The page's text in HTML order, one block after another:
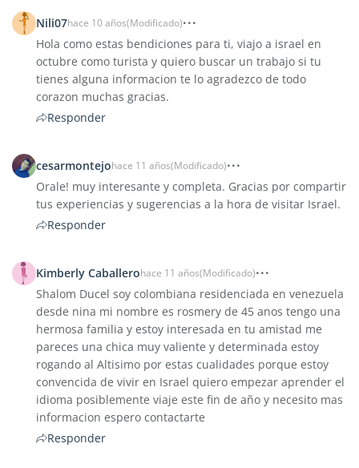
Nili07hace 10 años(Modificado)
Hola como estas bendiciones para ti, viajo a israel en
octubre como turista y quiero buscar un trabajo si tu
tienes alguna informacion te lo agradezco de todo
corazon muchas gracias.
Responder
cesarmontejohace 11 años(Modificado)
Orale! muy interesante y completa. Gracias por compartir
tus experiencias y sugerencias a la hora de visitar Israel.
Responder
Kimberly Caballerohace 11 años(Modificado)
Shalom Ducel soy colombiana residenciada en venezuela
desde nina mi nombre es rosmery de 45 anos tengo una
hermosa familia y estoy interesada en tu amistad me
pareces una chica muy valiente y determinada estoy
rogando al Altisimo por estas cualidades porque estoy
convencida de vivir en Israel quiero empezar aprender el
idioma posiblemente viaje este fin de año y necesito mas
informacion espero contactarte
Responder